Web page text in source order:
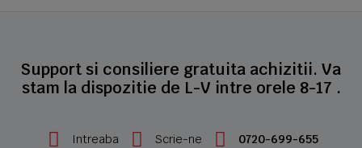
Support si consiliere gratuita achizitii. Va
stam la dispozitie de L-V intre orele 8-17 .
Intreaba Scrie-ne 0720-699-655